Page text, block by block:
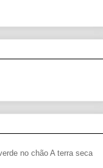
no chão A terra seca